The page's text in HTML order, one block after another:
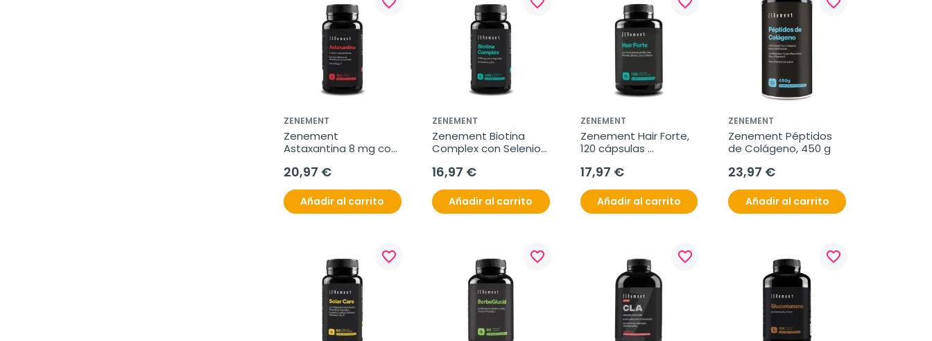
ZENEMENT
Zenement
Astaxantina 8 mg con
cápsulas blandas
20,97 €
Añadir al carrito
ZENEMENT
Zenement Biotina
Complex con Selenio
comprimidos veganos
16,97 €
Añadir al carrito
ZENEMENT
Zenement Hair Forte,
120 cápsulas
17,97 €
Añadir al carrito
ZENEMENT
Zenement Péptidos
de Colágeno, 450 g
23,97 €
Añadir al carrito
favorite_border favorite_border favorite_border favorite_border